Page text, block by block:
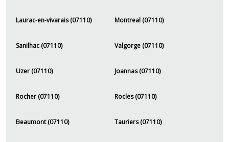
Laurac-en-vivarais (07110) Montreal (07110)
Sanilhac (07110) Valgorge (07110)
Uzer (07110) Joannas (07110)
Rocher (07110) Rocles (07110)
Beaumont (07110) Tauriers (07110)